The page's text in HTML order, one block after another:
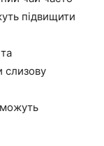
підвищити
слизову
можуть